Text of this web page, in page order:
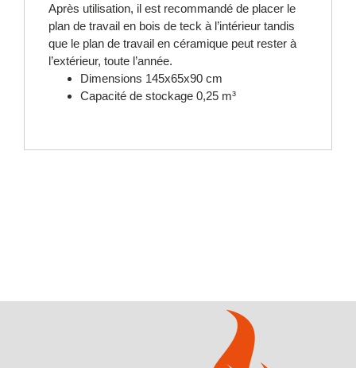
Après utilisation, il est recommandé de placer le
plan de travail en bois de teck à l’intérieur tandis
que le plan de travail en céramique peut rester à
l’extérieur, toute l’année.
Dimensions 145x65x90 cm
Capacité de stockage 0,25 m³